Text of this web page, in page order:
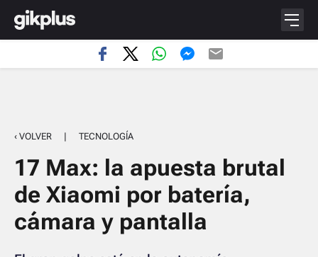
‹ VOLVER | TECNOLOGÍA
17 Max: la apuesta brutal
de Xiaomi por batería,
cámara y pantalla